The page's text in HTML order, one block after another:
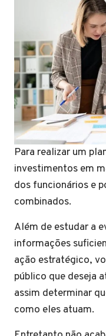
Para realizar um
investimentos em
dos funcionários e
combinados.
Além de estudar a
informações
ação estratégico,
público que deseja
assim determinar
como eles atuam.